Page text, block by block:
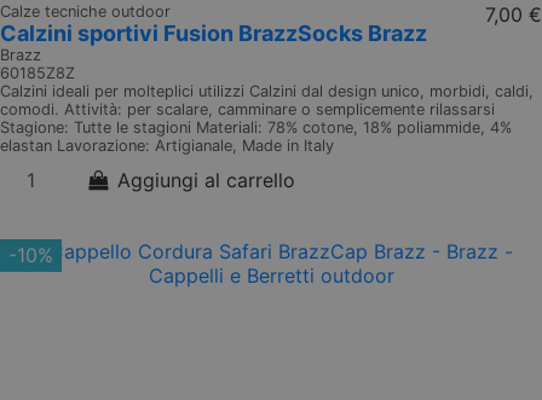
Calze tecniche outdoor
Calzini sportivi Fusion BrazzSocks Brazz
Brazz
60185Z8Z
7,00 €
Calzini ideali per molteplici utilizzi Calzini dal design unico, morbidi, caldi,
comodi. Attività: per scalare, camminare o semplicemente rilassarsi
Stagione: Tutte le stagioni Materiali: 78% cotone, 18% poliammide, 4%
elastan Lavorazione: Artigianale, Made in Italy
Aggiungi al carrello
-10%